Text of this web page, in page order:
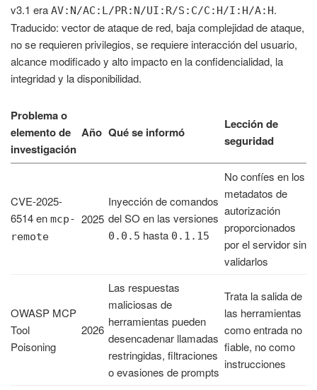
v3.1 era AV:N/AC:L/PR:N/UI:R/S:C/C:H/I:H/A:H.
Traducido: vector de ataque de red, baja complejidad de ataque,
no se requieren privilegios, se requiere interacción del usuario,
alcance modificado y alto impacto en la confidencialidad, la
integridad y la disponibilidad.
Problema o
elemento de
investigación
Año Qué se informó
Lección de
seguridad
CVE-2025-
6514 en mcp-
remote
2025
Inyección de comandos
del SO en las versiones
0.0.5 hasta 0.1.15
No confíes en los
metadatos de
autorización
proporcionados
por el servidor sin
validarlos
OWASP MCP
Tool
Poisoning
2026
Las respuestas
maliciosas de
herramientas pueden
desencadenar llamadas
restringidas, filtraciones
o evasiones de prompts
Trata la salida de
las herramientas
como entrada no
fiable, no como
instrucciones